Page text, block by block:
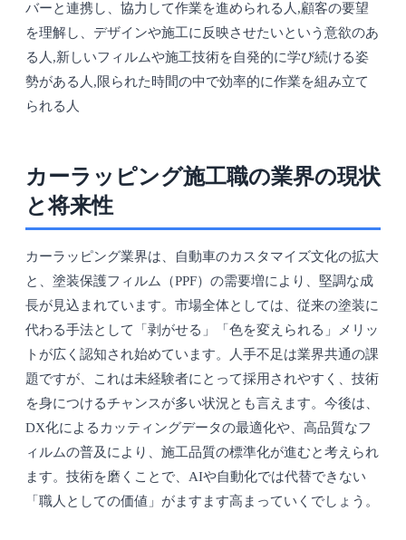
バーと連携し、協力して作業を進められる人,顧客の要望
を理解し、デザインや施工に反映させたいという意欲のあ
る人,新しいフィルムや施工技術を自発的に学び続ける姿
勢がある人,限られた時間の中で効率的に作業を組み立て
られる人
カーラッピング施工職の業界の現状
と将来性
カーラッピング業界は、自動車のカスタマイズ文化の拡大
と、塗装保護フィルム（PPF）の需要増により、堅調な成
長が見込まれています。市場全体としては、従来の塗装に
代わる手法として「剥がせる」「色を変えられる」メリッ
トが広く認知され始めています。人手不足は業界共通の課
題ですが、これは未経験者にとって採用されやすく、技術
を身につけるチャンスが多い状況とも言えます。今後は、
DX化によるカッティングデータの最適化や、高品質なフ
ィルムの普及により、施工品質の標準化が進むと考えられ
ます。技術を磨くことで、AIや自動化では代替できない
「職人としての価値」がますます高まっていくでしょう。